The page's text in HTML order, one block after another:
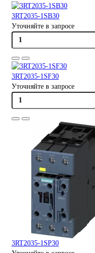
3RT2035-1SB30
Уточняйте в запросе
3RT2035-1SF30
Уточняйте в запросе
3RT2035-1SP30